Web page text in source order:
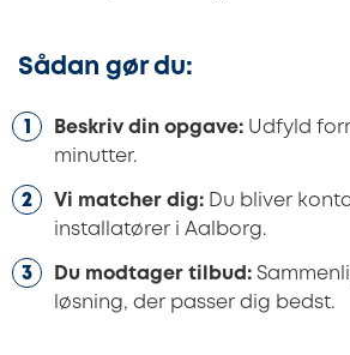
Sådan gør du:
Beskriv din opgave: Udfyld
minutter.
Vi matcher dig: Du bliver
installatører i Aalborg.
Du modtager tilbud:
løsning, der passer dig bedst.